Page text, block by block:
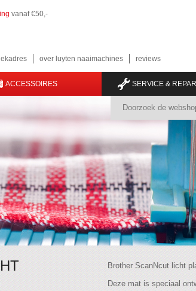
vanaf €50,-
over luyten naaimachines reviews
ACCESSOIRES SERVICE &
Brother ScanNcut licht
Deze mat is speciaal